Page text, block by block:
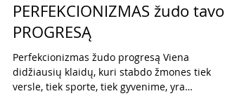
PERFEKCIONIZMAS žudo tavo
PROGRESĄ
Perfekcionizmas žudo progresą Viena
didžiausių klaidų, kuri stabdo žmones tiek
versle, tiek sporte, tiek gyvenime, yra